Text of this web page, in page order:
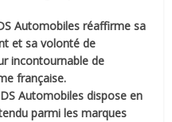
Automobiles réaffirme sa
et sa volonté de
incontournable de
française.
Automobiles dispose en
parmi les marques